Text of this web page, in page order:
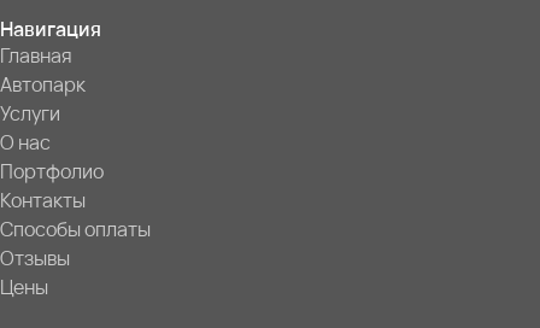
Навигация
Главная
Автопарк
Услуги
О нас
Портфолио
Контакты
Способы оплаты
Отзывы
Цены